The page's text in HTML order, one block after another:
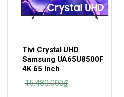
Tivi Crystal UHD
Samsung UA65U8500F
4K 65 Inch
15.480.000₫